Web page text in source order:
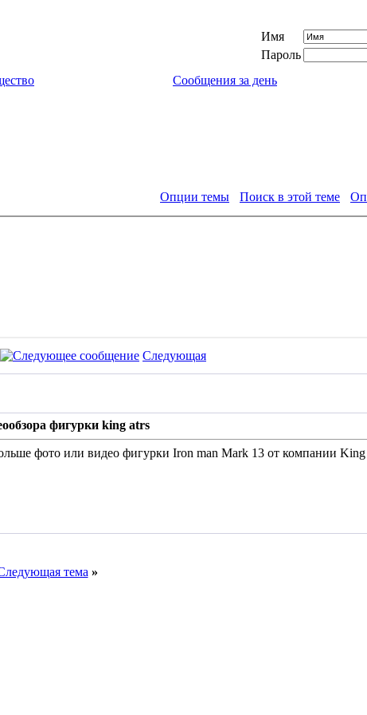
Имя
Пароль
Сообщения за день
Опции темы Поиск в этой теме
Следующая
фигурки king atrs
фото или видео фигурки Iron man Mark 13 от компании King
тема »